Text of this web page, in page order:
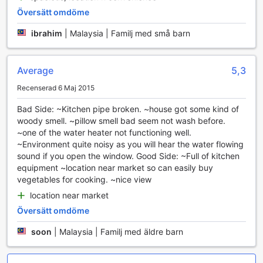
med ett kylskåp för att förvara dina förfriskningar och
snacks. För din bekvämlighet finns det också hårtork,
toalettartiklar, sänglinne och handdukar av hög kvalitet,
samt mörkläggningsgardiner för en god natts sömn. På
Shima's Apartment & Penthouse är varje detalj genomtänkt
för att ge dig en oförglömlig och avkopplande vistelse.
Matupplevelser på Shima's Apartment & Penthouse @
Rose Apartment
Shima's Apartment & Penthouse @ Rose Apartment
erbjuder sina gäster en unik matupplevelse med en
restaurang som är både inbjudande och smakfull. Här kan
du njuta av en varierad meny som är inspirerad av det
lokala köket och internationella rätter, vilket gör att varje
måltid blir en kulinarisk resa. Restaurangen strävar efter att
använda färska, lokala ingredienser för att säkerställa att
smaken är både autentisk och minnesvärd. Oavsett om du
är sugen på en lätt lunch eller en romantisk middag,
kommer du att hitta något som tillfredsställer din
Atmosfären i restaurangen är varm och välkomnande, med
Översätt omdöme
ibrahim Malaysia | Familj med små barn
Average 5,3
Recenserad 6 Maj 2015
Bad Side: ~Kitchen pipe broken. ~house got some kind of
woody smell. ~pillow smell bad seem not wash before.
~one of the water heater not functioning well.
~Environment quite noisy as you will hear the water flowing
sound if you open the window. Good Side: ~Full of kitchen
equipment ~location near market so can easily buy
vegetables for cooking. ~nice view
location near market
Översätt omdöme
soon Malaysia | Familj med äldre barn